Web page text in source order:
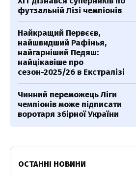
футзальній Лізі чемпіонів
Найкращий Первєєв,
найшвидший Рафінья,
найгарніший Педяш:
найцікавіше про
сезон-2025/26 в Екстралізі
Чинний переможець Ліги
чемпіонів може підписати
воротаря збірної України
ОСТАННІ НОВИНИ